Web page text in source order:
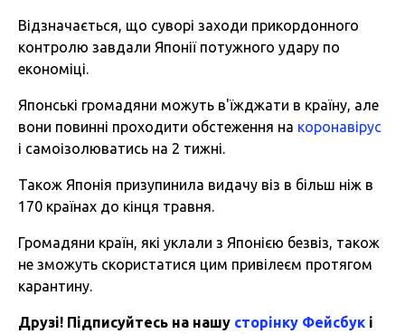
Відзначається, що суворі заходи прикордонного
контролю завдали Японії потужного удару по
економіці.
Японські громадяни можуть в'їжджати в країну, але
вони повинні проходити обстеження на коронавірус
і самоізолюватись на 2 тижні.
Також Японія призупинила видачу віз в більш ніж в
170 країнах до кінця травня.
Громадяни країн, які уклали з Японією безвіз, також
не зможуть скористатися цим привілеєм протягом
карантину.
Друзі! Підписуйтесь на нашу сторінку Фейсбук і